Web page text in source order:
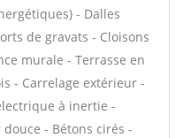
- Dalles
de gravats - Cloisons
murale - Terrasse en
- Carrelage extérieur -
à inertie -
- Bétons cirés -